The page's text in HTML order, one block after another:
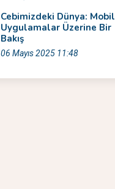
Cebimizdeki Dünya: Mobil
Uygulamalar Üzerine Bir
Bakış
06 Mayıs 2025 11:48